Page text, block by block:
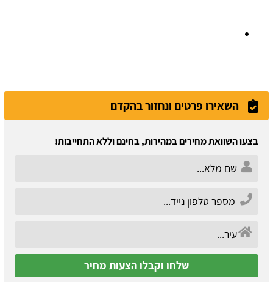
השאירו פרטים ונחזור בהקדם
בצעו השוואת מחירים במהירות, בחינם וללא התחייבות!